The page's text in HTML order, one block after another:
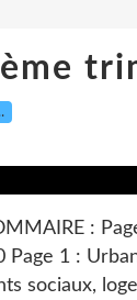
:
1 :
sociaux,